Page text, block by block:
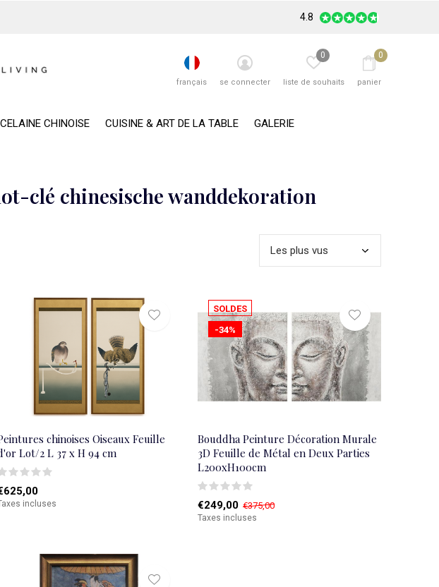
CHINOISE CUISINE & ART DE LA TABLE GALERIE
français se connecter liste de souhaits
0
panier
0
4.8
clé chinesische wanddekoration
chinoises Oiseaux Feuille
Lot/2 L 37 x H 94 cm
incluses
SOLDES
-34%
Bouddha Peinture Décoration Murale
3D Feuille de Métal en Deux Parties
L200xH100cm
€249,00 €375,00
Taxes incluses